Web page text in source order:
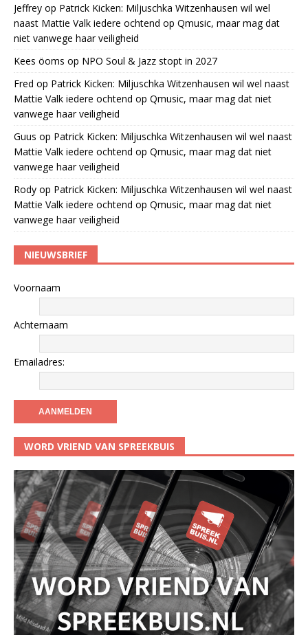
Jeffrey op Patrick Kicken: Miljuschka Witzenhausen wil wel
naast Mattie Valk iedere ochtend op Qmusic, maar mag dat
niet vanwege haar veiligheid
Kees öoms op NPO Soul & Jazz stopt in 2027
Fred op Patrick Kicken: Miljuschka Witzenhausen wil wel naast
Mattie Valk iedere ochtend op Qmusic, maar mag dat niet
vanwege haar veiligheid
Guus op Patrick Kicken: Miljuschka Witzenhausen wil wel naast
Mattie Valk iedere ochtend op Qmusic, maar mag dat niet
vanwege haar veiligheid
Rody op Patrick Kicken: Miljuschka Witzenhausen wil wel naast
Mattie Valk iedere ochtend op Qmusic, maar mag dat niet
vanwege haar veiligheid
NIEUWSBRIEF
Voornaam
Achternaam
Emailadres:
WORD VRIEND VAN SPREEKBUIS